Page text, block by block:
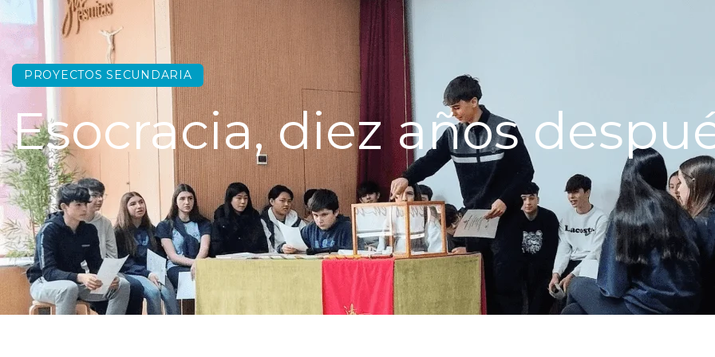
PROYECTOS SECUNDARIA
Esocracia, diez años